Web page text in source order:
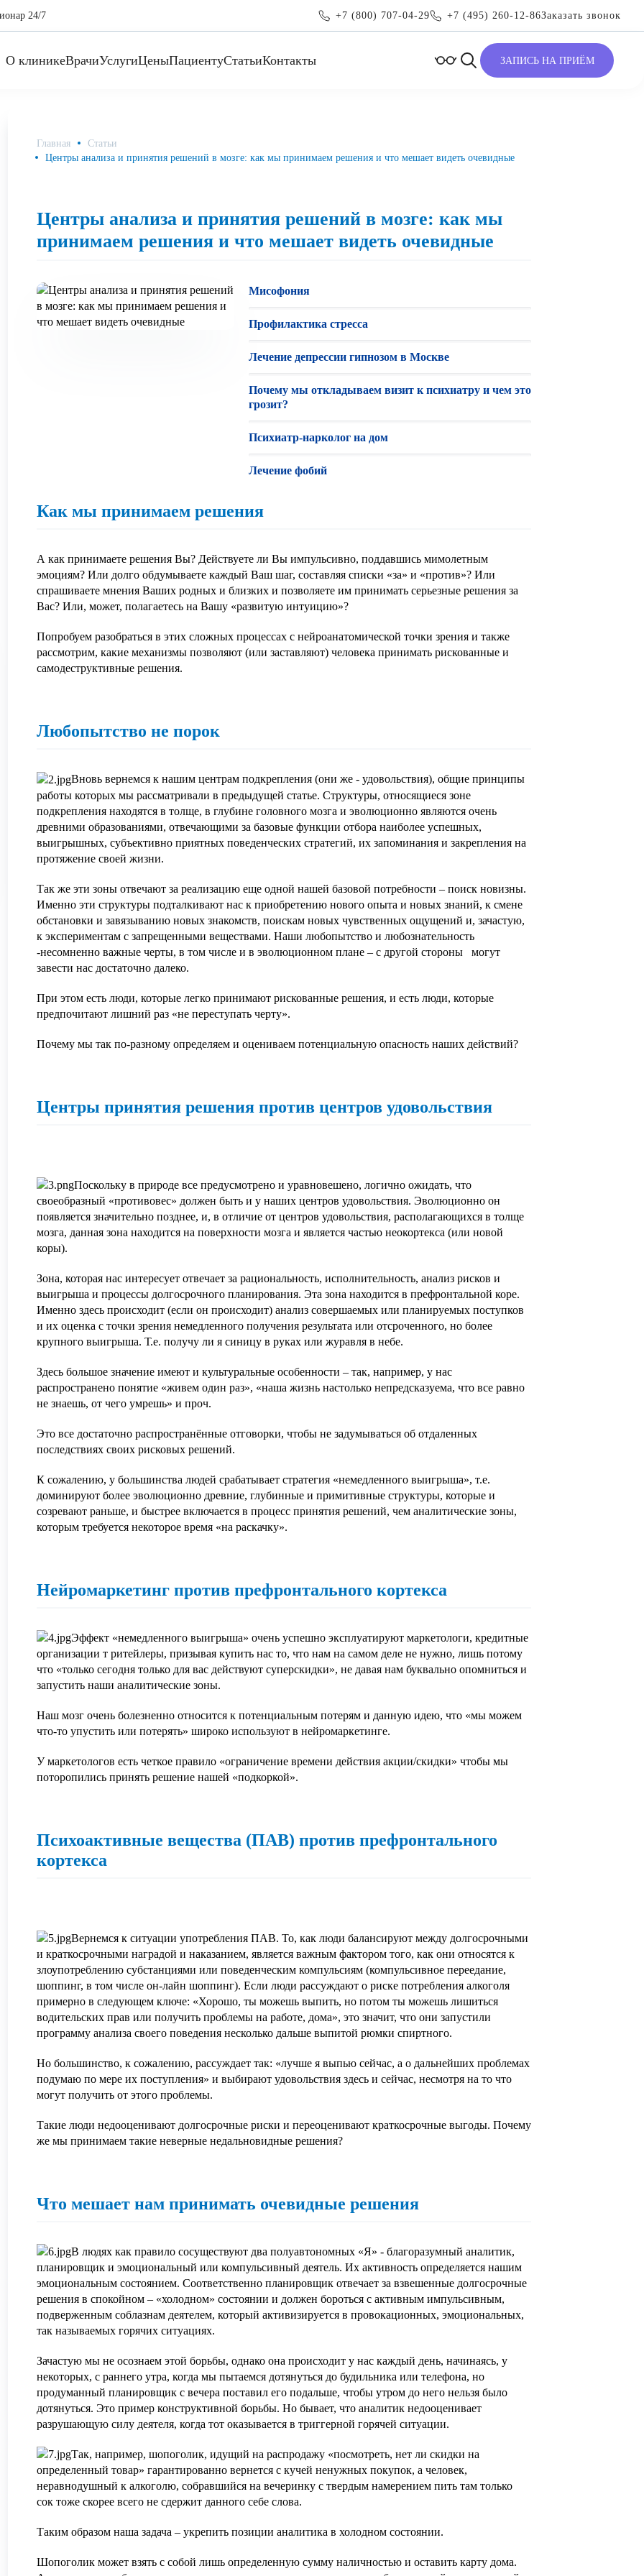
24/7 +7 (800) 707-04-29 +7 (495) 260-12-86Заказать звонок
О клиникеВрачиУслугиЦеныПациентуСтатьиКонтакты ЗАПИСЬ НА ПРИЁМ
Главная
Статьи
Центры анализа и принятия решений в мозге: как мы принимаем решения и что мешает видеть очевидные
Центры анализа и принятия решений в мозге: как мы
принимаем решения и что мешает видеть очевидные
Мисофония
Профилактика стресса
Лечение депрессии гипнозом в Москве
Почему мы откладываем визит к психиатру и чем это
грозит?
Психиатр-нарколог на дом
Лечение фобий
Как мы принимаем решения
А как принимаете решения Вы? Действуете ли Вы импульсивно, поддавшись мимолетным
эмоциям? Или долго обдумываете каждый Ваш шаг, составляя списки «за» и «против»? Или
спрашиваете мнения Ваших родных и близких и позволяете им принимать серьезные решения за
Вас? Или, может, полагаетесь на Вашу «развитую интуицию»?
Попробуем разобраться в этих сложных процессах с нейроанатомической точки зрения и также
рассмотрим, какие механизмы позволяют (или заставляют) человека принимать рискованные и
самодеструктивные решения.
Любопытство не порок
Вновь вернемся к нашим центрам подкрепления (они же - удовольствия), общие принципы
работы которых мы рассматривали в предыдущей статье. Структуры, относящиеся зоне
подкрепления находятся в толще, в глубине головного мозга и эволюционно являются очень
древними образованиями, отвечающими за базовые функции отбора наиболее успешных,
выигрышных, субъективно приятных поведенческих стратегий, их запоминания и закрепления на
протяжение своей жизни.
Так же эти зоны отвечают за реализацию еще одной нашей базовой потребности – поиск новизны.
Именно эти структуры подталкивают нас к приобретению нового опыта и новых знаний, к смене
обстановки и завязыванию новых знакомств, поискам новых чувственных ощущений и, зачастую,
к экспериментам с запрещенными веществами. Наши любопытство и любознательность
-несомненно важные черты, в том числе и в эволюционном плане – с другой стороны могут
завести нас достаточно далеко.
При этом есть люди, которые легко принимают рискованные решения, и есть люди, которые
предпочитают лишний раз «не переступать черту».
Почему мы так по-разному определяем и оцениваем потенциальную опасность наших действий?
Центры принятия решения против центров удовольствия
Поскольку в природе все предусмотрено и уравновешено, логично ожидать, что
своеобразный «противовес» должен быть и у наших центров удовольствия. Эволюционно он
появляется значительно позднее, и, в отличие от центров удовольствия, располагающихся в толще
мозга, данная зона находится на поверхности мозга и является частью неокортекса (или новой
коры).
Зона, которая нас интересует отвечает за рациональность, исполнительность, анализ рисков и
выигрыша и процессы долгосрочного планирования. Эта зона находится в префронтальной коре.
Именно здесь происходит (если он происходит) анализ совершаемых или планируемых поступков
и их оценка с точки зрения немедленного получения результата или отсроченного, но более
крупного выигрыша. Т.е. получу ли я синицу в руках или журавля в небе.
Здесь большое значение имеют и культуральные особенности – так, например, у нас
распространено понятие «живем один раз», «наша жизнь настолько непредсказуема, что все равно
не знаешь, от чего умрешь» и проч.
Это все достаточно распространённые отговорки, чтобы не задумываться об отдаленных
последствиях своих рисковых решений.
К сожалению, у большинства людей срабатывает стратегия «немедленного выигрыша», т.е.
доминируют более эволюционно древние, глубинные и примитивные структуры, которые и
созревают раньше, и быстрее включается в процесс принятия решений, чем аналитические зоны,
которым требуется некоторое время «на раскачку».
Нейромаркетинг против префронтального кортекса
Эффект «немедленного выигрыша» очень успешно эксплуатируют маркетологи, кредитные
организации т ритейлеры, призывая купить нас то, что нам на самом деле не нужно, лишь потому
что «только сегодня только для вас действуют суперскидки», не давая нам буквально опомниться и
запустить наши аналитические зоны.
Наш мозг очень болезненно относится к потенциальным потерям и данную идею, что «мы можем
что-то упустить или потерять» широко используют в нейромаркетинге.
У маркетологов есть четкое правило «ограничение времени действия акции/скидки» чтобы мы
поторопились принять решение нашей «подкоркой».
Психоактивные вещества (ПАВ) против префронтального
кортекса
Вернемся к ситуации употребления ПАВ. То, как люди балансируют между долгосрочными
и краткосрочными наградой и наказанием, является важным фактором того, как они относятся к
злоупотреблению субстанциями или поведенческим компульсиям (компульсивное переедание,
шоппинг, в том числе он-лайн шоппинг). Если люди рассуждают о риске потребления алкоголя
примерно в следующем ключе: «Хорошо, ты можешь выпить, но потом ты можешь лишиться
водительских прав или получить проблемы на работе, дома», это значит, что они запустили
программу анализа своего поведения несколько дальше выпитой рюмки спиртного.
Но большинство, к сожалению, рассуждает так: «лучше я выпью сейчас, а о дальнейших проблемах
подумаю по мере их поступления» и выбирают удовольствия здесь и сейчас, несмотря на то что
могут получить от этого проблемы.
Такие люди недооценивают долгосрочные риски и переоценивают краткосрочные выгоды. Почему
же мы принимаем такие неверные недальновидные решения?
Что мешает нам принимать очевидные решения
В людях как правило сосуществуют два полуавтономных «Я» - благоразумный аналитик,
планировщик и эмоциональный или компульсивный деятель. Их активность определяется нашим
эмоциональным состоянием. Соответственно планировщик отвечает за взвешенные долгосрочные
решения в спокойном – «холодном» состоянии и должен бороться с активным импульсивным,
подверженным соблазнам деятелем, который активизируется в провокационных, эмоциональных,
так называемых горячих ситуациях.
Зачастую мы не осознаем этой борьбы, однако она происходит у нас каждый день, начинаясь, у
некоторых, с раннего утра, когда мы пытаемся дотянуться до будильника или телефона, но
продуманный планировщик с вечера поставил его подальше, чтобы утром до него нельзя было
дотянуться. Это пример конструктивной борьбы. Но бывает, что аналитик недооценивает
разрушающую силу деятеля, когда тот оказывается в триггерной горячей ситуации.
Так, например, шопоголик, идущий на распродажу «посмотреть, нет ли скидки на
определенный товар» гарантированно вернется с кучей ненужных покупок, а человек,
неравнодушный к алкоголю, собравшийся на вечеринку с твердым намерением пить там только
сок тоже скорее всего не сдержит данного себе слова.
Таким образом наша задача – укрепить позиции аналитика в холодном состоянии.
Шопоголик может взять с собой лишь определенную сумму наличностью и оставить карту дома.
Я даю согласие на обработку персональных данных